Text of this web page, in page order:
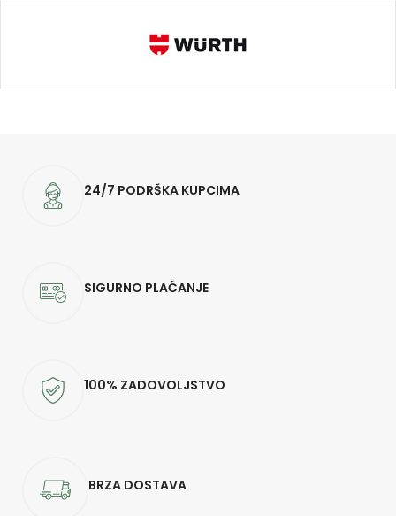
24/7 PODRŠKA KUPCIMA
SIGURNO PLAĆANJE
100% ZADOVOLJSTVO
BRZA DOSTAVA